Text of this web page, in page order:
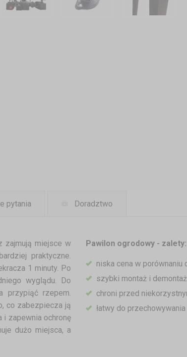
pytania Doradztwo
zajmują miejsce w
praktyczne.
1 minuty. Po
wyglądu. Do
przypiąć rzepem.
co zabezpiecza ją
i zapewnia ochronę
dużo miejsca, a
Pawilon ogrodowy - zalety:
niska cena w porównaniu
szybki montaż i
chroni przed
łatwy do przechowywania